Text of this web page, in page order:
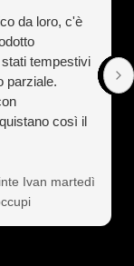
da loro, c'è
tempestivi
parziale.
così il
Ivan martedì